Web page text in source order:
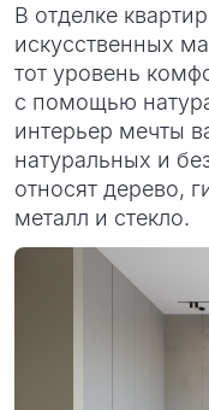
В отделке
искусственных
тот уровень
с помощью
интерьер мечты
натуральных и
относят дерево,
металл и стекло.